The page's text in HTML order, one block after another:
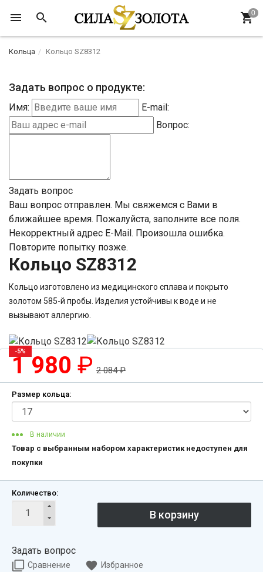
Кольца Кольцо SZ8312
Задать вопрос о продукте:
Имя:
E-mail:
Вопрос:
Задать вопрос
Ваш вопрос отправлен. Мы свяжемся с Вами в
ближайшее время. Пожалуйста, заполните все поля.
Некорректный адрес E-Mail. Произошла ошибка.
Повторите попытку позже.
Кольцо SZ8312
Кольцо изготовлено из медицинского сплава и покрыто
золотом 585-й пробы. Изделия устойчивы к воде и не
вызывают аллергию.
-5%
1 980 ₽ 2 084₽
Размер кольца:
В наличии
Товар с выбранным набором характеристик недоступен для
покупки
Количество:
Задать вопрос
Сравнение Избранное